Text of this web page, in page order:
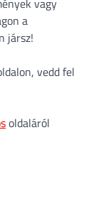
vagy
a
jársz!
vedd fel
oldaláról